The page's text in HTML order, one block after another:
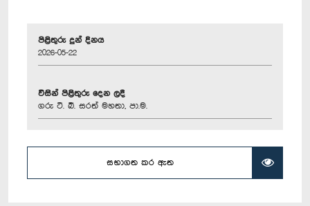
පිළිතුරු දුන් දිනය
2026-05-22
විසින් පිළිතුරු දෙන ලදී
ගරු ටී. බී. සරත් මහතා, පා.ම.
සභාගත කර ඇත